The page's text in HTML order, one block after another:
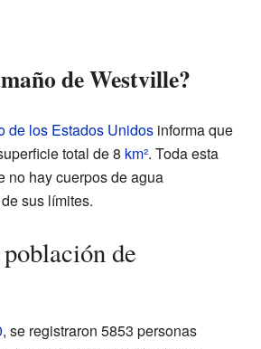
de Westville?
de los Estados Unidos informa que
total de 8 km². Toda esta
no hay cuerpos de agua
sus límites.
de
, se registraron 5853 personas